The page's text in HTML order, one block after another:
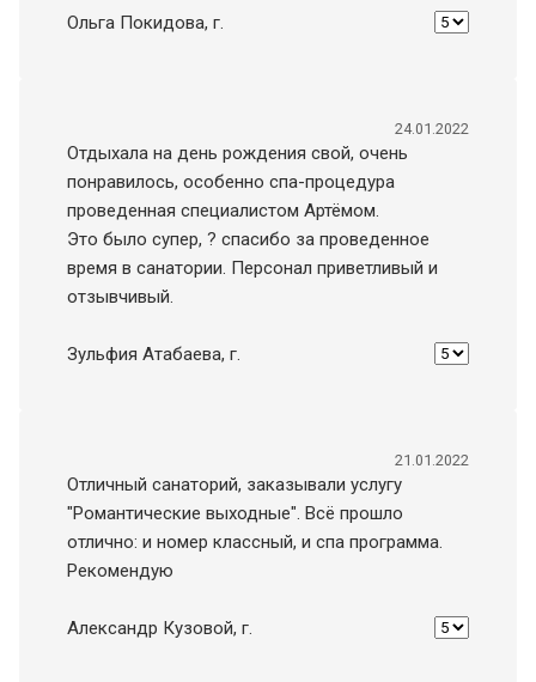
Ольга Покидова, г.
24.01.2022
Отдыхала на день рождения свой, очень
понравилось, особенно спа-процедура
проведенная специалистом Артёмом.
Это было супер, ? спасибо за проведенное
время в санатории. Персонал приветливый и
отзывчивый.
Зульфия Атабаева, г.
21.01.2022
Отличный санаторий, заказывали услугу
"Романтические выходные". Всё прошло
отлично: и номер классный, и спа программа.
Рекомендую
Александр Кузовой, г.